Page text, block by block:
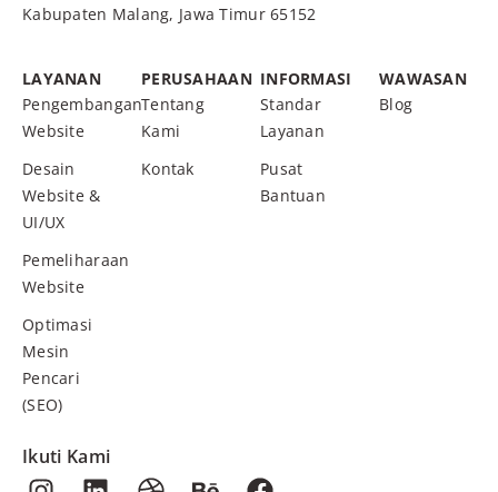
Kabupaten Malang, Jawa Timur 65152
LAYANAN
Pengembangan
Website
Desain
Website &
UI/UX
Pemeliharaan
Website
Optimasi
Mesin
Pencari
(SEO)
PERUSAHAAN
Tentang
Kami
Kontak
INFORMASI
Standar
Layanan
Pusat
Bantuan
WAWASAN
Blog
Ikuti Kami